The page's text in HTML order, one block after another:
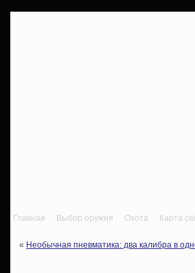
Главная Выбор оружия Охота Карта
« Необычная пневматика: два калибра в